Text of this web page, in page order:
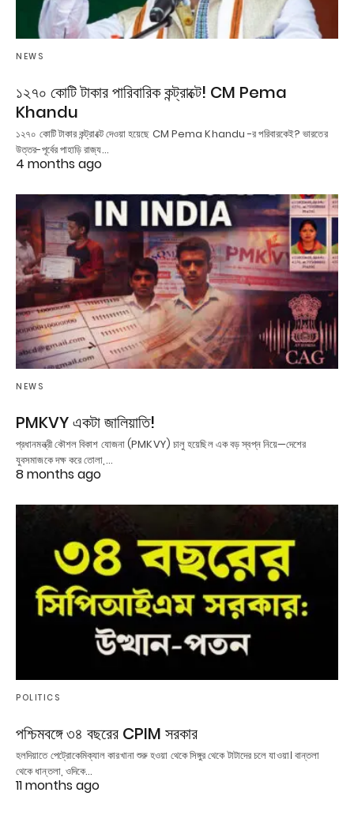
NEWS
১২৭০ কোটি টাকার পারিবারিক কন্ট্রাক্টে! CM Pema
Khandu
১২৭০ কোটি টাকার কন্ট্রাক্টে দেওয়া হয়েছে CM Pema Khandu -র পরিবারকেই? ভারতের
উত্তর-পূর্বের পাহাড়ি রাজ্য…
4 months ago
NEWS
PMKVY একটা জালিয়াতি!
প্রধানমন্ত্রী কৌশল বিকাশ যোজনা (PMKVY) চালু হয়েছিল এক বড় স্বপ্ন নিয়ে—দেশের
যুবসমাজকে দক্ষ করে তোলা,…
8 months ago
POLITICS
পশ্চিমবঙ্গে ৩৪ বছরের CPIM সরকার
হলদিয়াতে পেট্রোকেমিক্যাল কারখানা শুরু হওয়া থেকে সিঙ্গুর থেকে টাটাদের চলে যাওয়া। বান্তলা
থেকে ধান্তলা, ওদিকে…
11 months ago